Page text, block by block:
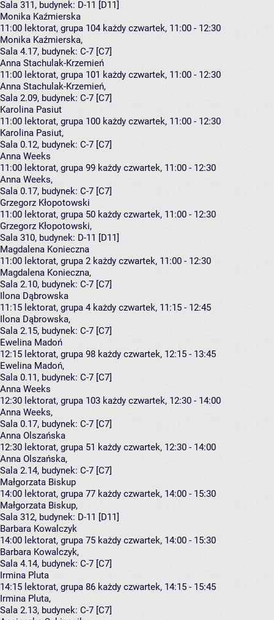
Sala 311, budynek: D-11 [D11]
Monika Kaźmierska
11:00 lektorat, grupa 104 każdy czwartek, 11:00 - 12:30
Monika Kaźmierska,
Sala 4.17, budynek: C-7 [C7]
Anna Stachulak-Krzemień
11:00 lektorat, grupa 101 każdy czwartek, 11:00 - 12:30
Anna Stachulak-Krzemień,
Sala 2.09, budynek: C-7 [C7]
Karolina Pasiut
11:00 lektorat, grupa 100 każdy czwartek, 11:00 - 12:30
Karolina Pasiut,
Sala 0.12, budynek: C-7 [C7]
Anna Weeks
11:00 lektorat, grupa 99 każdy czwartek, 11:00 - 12:30
Anna Weeks,
Sala 0.17, budynek: C-7 [C7]
Grzegorz Kłopotowski
11:00 lektorat, grupa 50 każdy czwartek, 11:00 - 12:30
Grzegorz Kłopotowski,
Sala 310, budynek: D-11 [D11]
Magdalena Konieczna
11:00 lektorat, grupa 2 każdy czwartek, 11:00 - 12:30
Magdalena Konieczna,
Sala 2.10, budynek: C-7 [C7]
Ilona Dąbrowska
11:15 lektorat, grupa 4 każdy czwartek, 11:15 - 12:45
Ilona Dąbrowska,
Sala 2.15, budynek: C-7 [C7]
Ewelina Madoń
12:15 lektorat, grupa 98 każdy czwartek, 12:15 - 13:45
Ewelina Madoń,
Sala 0.11, budynek: C-7 [C7]
Anna Weeks
12:30 lektorat, grupa 103 każdy czwartek, 12:30 - 14:00
Anna Weeks,
Sala 0.17, budynek: C-7 [C7]
Anna Olszańska
12:30 lektorat, grupa 51 każdy czwartek, 12:30 - 14:00
Anna Olszańska,
Sala 2.14, budynek: C-7 [C7]
Małgorzata Biskup
14:00 lektorat, grupa 77 każdy czwartek, 14:00 - 15:30
Małgorzata Biskup,
Sala 312, budynek: D-11 [D11]
Barbara Kowalczyk
14:00 lektorat, grupa 75 każdy czwartek, 14:00 - 15:30
Barbara Kowalczyk,
Sala 4.14, budynek: C-7 [C7]
Irmina Pluta
14:15 lektorat, grupa 86 każdy czwartek, 14:15 - 15:45
Irmina Pluta,
Sala 2.13, budynek: C-7 [C7]